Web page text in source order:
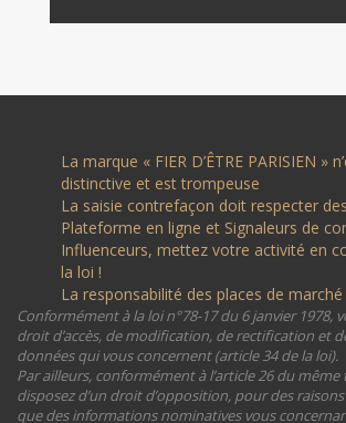
La marque « FIER D’ÊTRE PARISIEN »
distinctive et est trompeuse
La saisie contrefaçon doit respecter
Plateforme en ligne et Signaleurs de
Influenceurs, mettez votre activité en
la loi !
La responsabilité des places de
Conformément à la loi n°78-17 du 6 janvier 1978,
droit d’accès, de modification, de rectification et
données qui vous concernent (article 34 de la loi).
Par ailleurs, conformément à l’article 26 du même
disposez d’un droit d’opposition, pour des
que des informations nominatives vous